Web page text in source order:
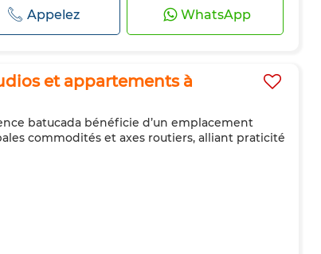
Appelez WhatsApp
et appartements à
batucada bénéficie d’un emplacement
commodités et axes routiers, alliant praticité